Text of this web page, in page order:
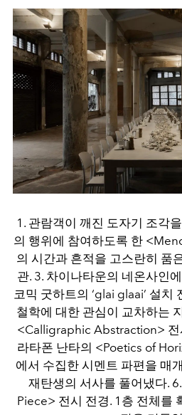
1. 관람객이 깨진 도자기 조각
의 행위에 참여하도록 한
의 시간과 흔적을 고스란히 품
관. 3. 차이나타운의 네온사인
코믹 굿하트의 ‘glai glaai’ 설치
철학에 대한 관심이 교차하는
<Calligraphic Abstraction> 전
라타폰 난타의 <Poetics of
에서 수집한 시멘트 파편을 매
재탄생의 서사를 풀어냈다.
Piece> 전시 전경. 1층 전체를